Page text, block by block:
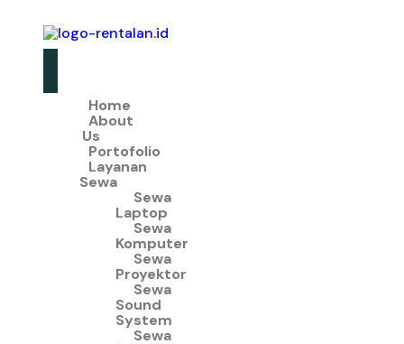
Home
About
Us
Portofolio
Layanan
Sewa
Sewa
Laptop
Sewa
Komputer
Sewa
Proyektor
Sewa
Sound
System
Sewa